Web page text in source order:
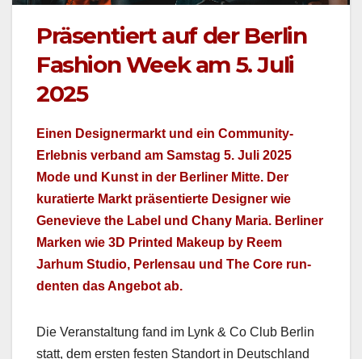
Präsentiert auf der Berlin
Fashion Week am 5. Juli
2025
Einen Design­er­markt und ein Com­mu­ni­ty-
Erleb­nis ver­band am Sam­stag 5. Juli 2025
Mode und Kun­st in der Berlin­er Mitte. Der
kuratierte Markt präsen­tierte Design­er wie
Genevieve the Label und Chany Maria. Berlin­er
Marken wie 3D Print­ed Make­up by Reem
Jarhum Stu­dio, Per­len­sau und The Core run­
den­ten das Ange­bot ab.
Die Ver­anstal­tung fand im Lynk & Co Club Berlin
statt, dem ersten fes­ten Stan­dort in Deutsch­land